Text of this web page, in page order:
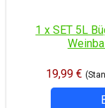
1 x SET 5L
19,99 €